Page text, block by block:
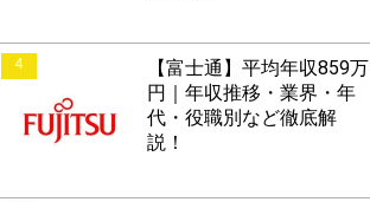
4
【富士通】平均年収859万
円｜年収推移・業界・年
代・役職別など徹底解
説！